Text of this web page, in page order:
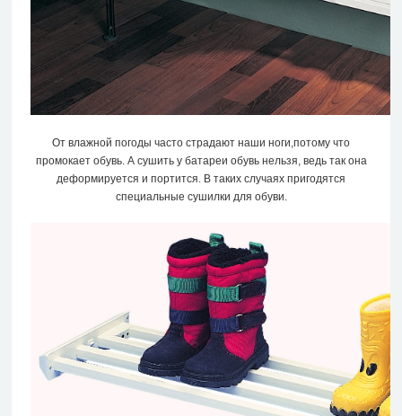
От влажной погоды часто страдают наши ноги,потому что
промокает обувь. А сушить у батареи обувь нельзя, ведь так она
деформируется и портится. В таких случаях пригодятся
специальные сушилки для обуви.